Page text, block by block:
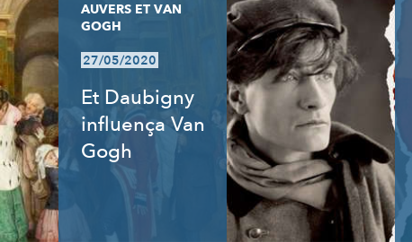
AUVERS ET VAN
GOGH
27/05/2020
Et Daubigny
influença Van
Gogh